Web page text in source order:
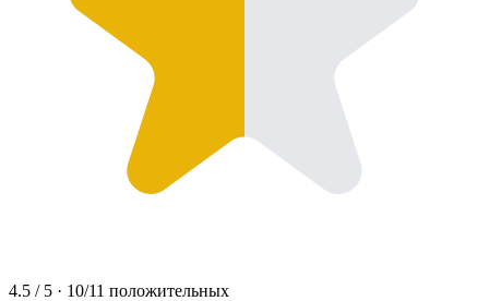
4.5 / 5 · 10/11 положительных